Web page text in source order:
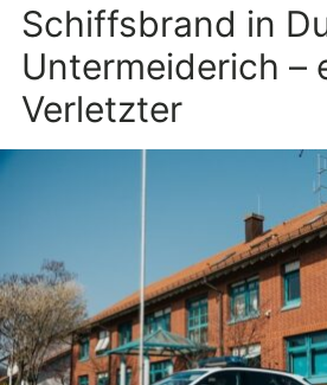
Schiffsbrand in
Untermeiderich –
Verletzter